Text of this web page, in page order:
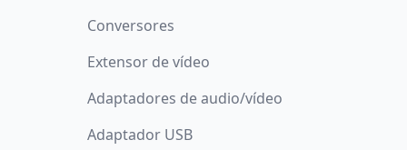
Conversores
Extensor de vídeo
Adaptadores de audio/vídeo
Adaptador USB